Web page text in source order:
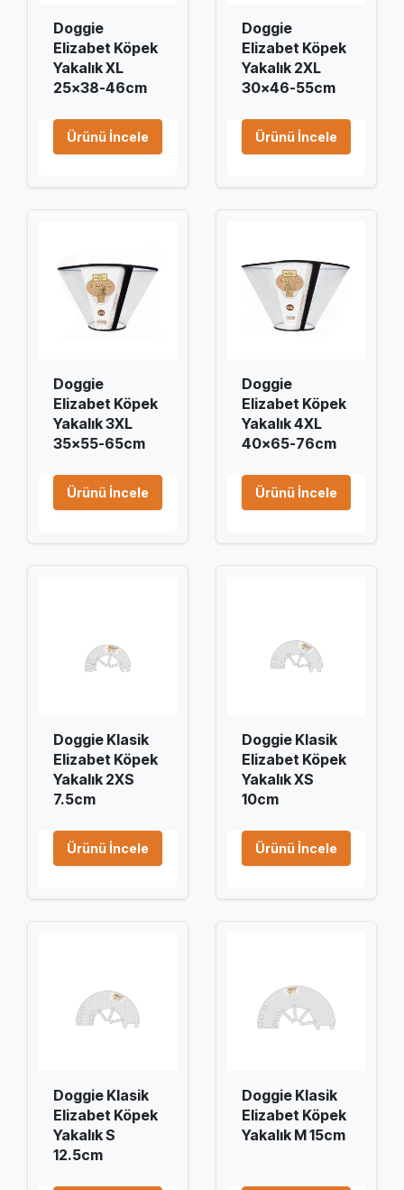
Doggie
Elizabet Köpek
Yakalık XL
25x38-46cm
Ürünü İncele
Doggie
Elizabet Köpek
Yakalık 2XL
30x46-55cm
Ürünü İncele
Doggie
Elizabet Köpek
Yakalık 3XL
35x55-65cm
Ürünü İncele
Doggie
Elizabet Köpek
Yakalık 4XL
40x65-76cm
Ürünü İncele
Doggie Klasik
Elizabet Köpek
Yakalık 2XS
7.5cm
Ürünü İncele
Doggie Klasik
Elizabet Köpek
Yakalık XS
10cm
Ürünü İncele
Doggie Klasik
Elizabet Köpek
Yakalık S
12.5cm
Doggie Klasik
Elizabet Köpek
Yakalık M 15cm